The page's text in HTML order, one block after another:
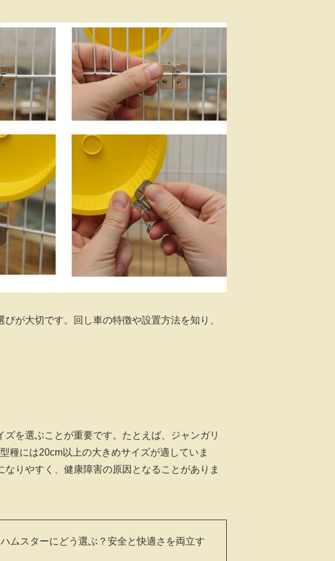
が大切です。回し車の特徴や設置方法を知り、
ズを選ぶことが重要です。たとえば、ジャンガリ
種には20cm以上の大きめサイズが適していま
りやすく、健康障害の原因となることがありま
ムスターにどう選ぶ？安全と快適さを両立す